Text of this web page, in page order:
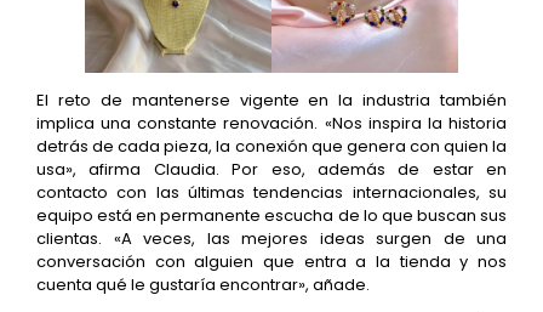
El reto de mantenerse vigente en la industria también
implica una constante renovación. «Nos inspira la historia
detrás de cada pieza, la conexión que genera con quien la
usa», afirma Claudia. Por eso, además de estar en
contacto con las últimas tendencias internacionales, su
equipo está en permanente escucha de lo que buscan sus
clientas. «A veces, las mejores ideas surgen de una
conversación con alguien que entra a la tienda y nos
cuenta qué le gustaría encontrar», añade.